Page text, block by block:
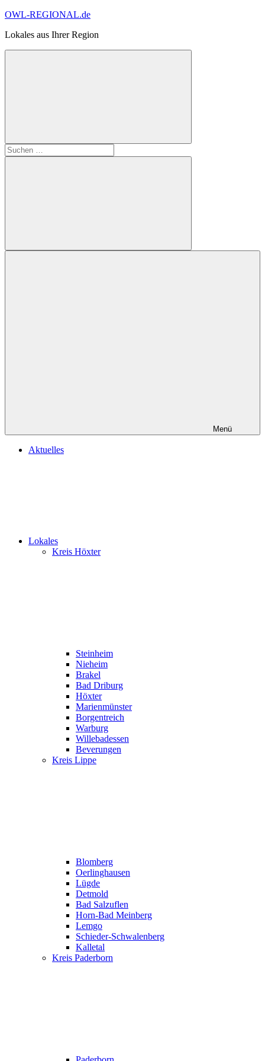
Zum
springen
OWL-REGIONAL.de
Lokales aus Ihrer Region
Suchformular
öffnen
Suchen
nach:
Suchen
Menü
Aktuelles
Lokales
Kreis Höxter
Steinheim
Nieheim
Brakel
Bad Driburg
Höxter
Marienmünster
Borgentreich
Warburg
Willebadessen
Beverungen
Kreis Lippe
Blomberg
Oerlinghausen
Lügde
Detmold
Bad Salzuflen
Horn-Bad Meinberg
Lemgo
Schieder-Schwalenberg
Kalletal
Kreis Paderborn